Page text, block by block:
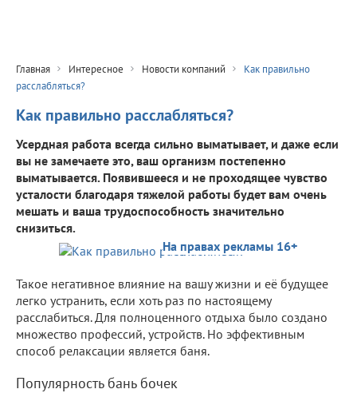
Главная Интересное Новости компаний
Как правильно
расслабляться?
Как правильно расслабляться?
Усердная работа всегда сильно выматывает, и даже если
вы не замечаете это, ваш организм постепенно
выматывается. Появившееся и не проходящее чувство
усталости благодаря тяжелой работы будет вам очень
мешать и ваша трудоспособность значительно
снизиться.
На правах рекламы 16+
Такое негативное влияние на вашу жизни и её будущее
легко устранить, если хоть раз по настоящему
расслабиться. Для полноценного отдыха было создано
множество профессий, устройств. Но эффективным
способ релаксации является баня.
Популярность бань бочек